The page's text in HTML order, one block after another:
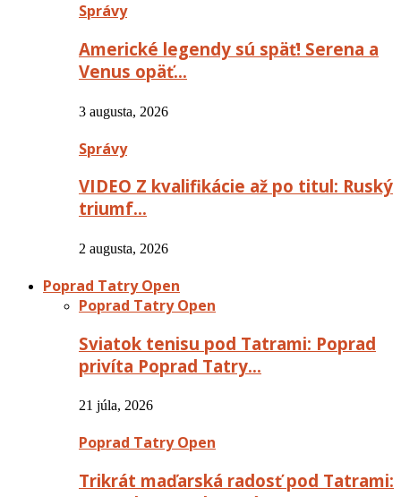
Správy
Americké legendy sú späť! Serena a
Venus opäť…
3 augusta, 2026
Správy
VIDEO Z kvalifikácie až po titul: Ruský
triumf…
2 augusta, 2026
Poprad Tatry Open
Poprad Tatry Open
Sviatok tenisu pod Tatrami: Poprad
privíta Poprad Tatry…
21 júla, 2026
Poprad Tatry Open
Trikrát maďarská radosť pod Tatrami: